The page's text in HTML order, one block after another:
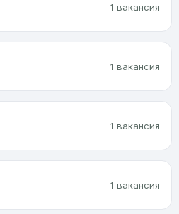
1 вакансия
1 вакансия
1 вакансия
1 вакансия